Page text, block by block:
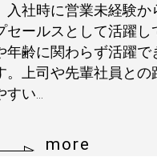
入社時に営業未経験か
セールスとして活躍し
年齢に関わらず活躍で
。上司や先輩社員との
い...
more